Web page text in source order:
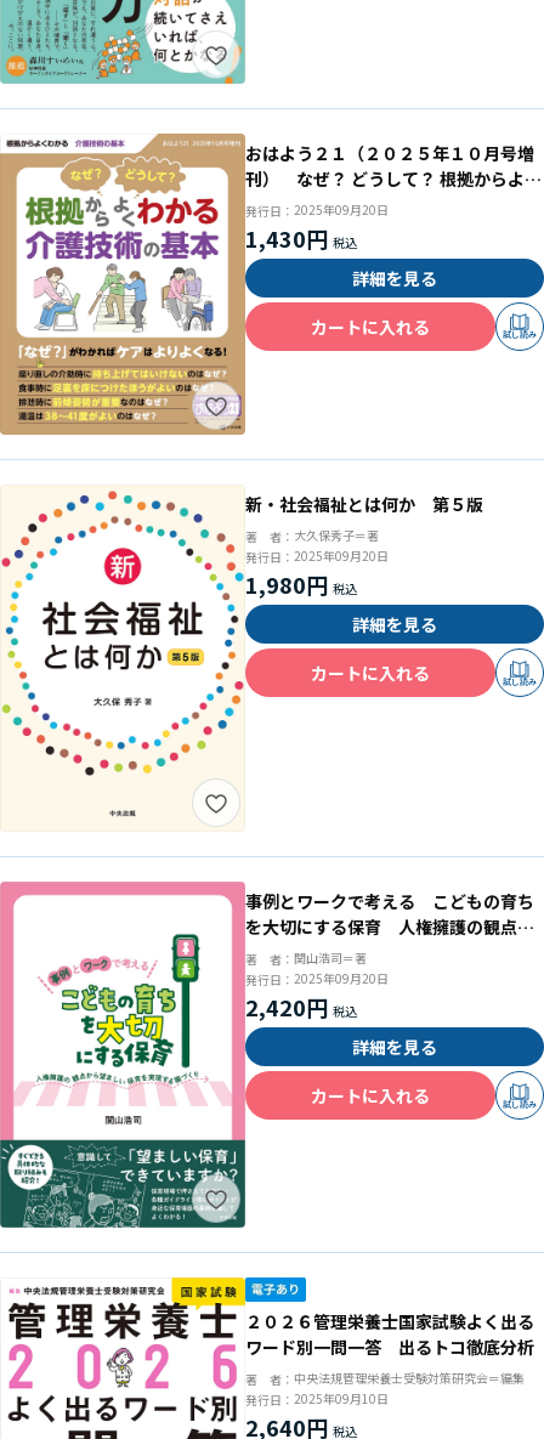
おはよう２１（２０２５年１０月号増
刊） なぜ？ どうして？ 根拠からよく
わかる介護技術の基本
発行日： 2025年09月20日
1,430円
詳細を見る
カートに入れる
試し読み
新・社会福祉とは何か 第５版
著 者： 大久保秀子＝著
発行日： 2025年09月20日
1,980円
詳細を見る
カートに入れる
試し読み
事例とワークで考える こどもの育ち
を大切にする保育 人権擁護の観点か
ら望ましい保育を実現する園づくり
著 者： 関山浩司＝著
発行日： 2025年09月20日
2,420円
詳細を見る
カートに入れる
試し読み
２０２６管理栄養士国家試験よく出る
ワード別一問一答 出るトコ徹底分析
著 者： 中央法規管理栄養士受験対策研究会＝編集
発行日： 2025年09月10日
2,640円